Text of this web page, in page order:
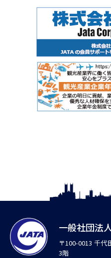
一般社団法
〒100-0013 千
3階